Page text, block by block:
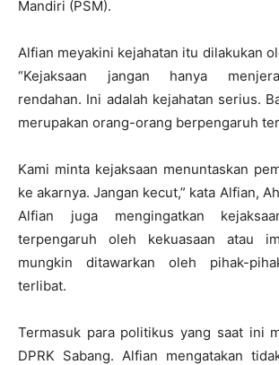
Mandiri (PSM).
Alfian meyakini kejahatan itu dilakukan
“Kejaksaan jangan hanya
rendahan. Ini adalah kejahatan serius.
merupakan orang-orang berpengaruh
Kami minta kejaksaan menuntaskan
ke akarnya. Jangan kecut,” kata Alfian,
Alfian juga mengingatkan
terpengaruh oleh kekuasaan atau
mungkin ditawarkan oleh pihak-
terlibat.
Termasuk para politikus yang saat ini
DPRK Sabang. Alfian mengatakan